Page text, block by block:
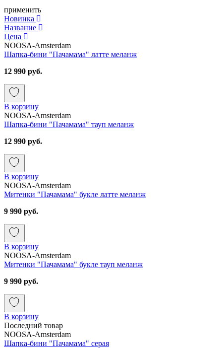
применить
Новинка
Название
Цена
NOOSA-Amsterdam
Шапка-бини "Пачамама" латте меланж
12 990 руб.
В корзину
NOOSA-Amsterdam
Шапка-бини "Пачамама" тауп меланж
12 990 руб.
В корзину
NOOSA-Amsterdam
Митенки "Пачамама" букле латте меланж
9 990 руб.
В корзину
NOOSA-Amsterdam
Митенки "Пачамама" букле тауп меланж
9 990 руб.
В корзину
Последний товар
NOOSA-Amsterdam
Шапка-бини "Пачамама" серая